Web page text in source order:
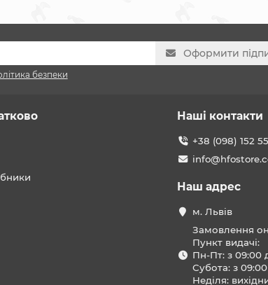
Оформити
безпеки
Наші контакти
+38 (098) 152
Наш адрес
м. Львів
Замовлення
Пункт видачі:
Пн-Пт: з 09:00
Субота: з
Неділя: